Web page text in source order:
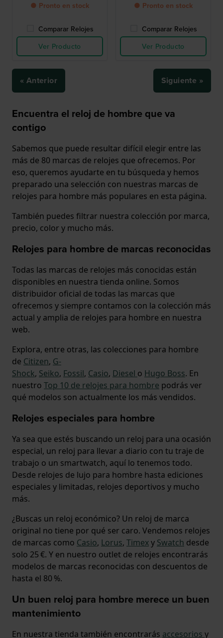
● Pronto en stock
Comparar Relojes
Ver Producto
● Pronto en stock
Comparar Relojes
Ver Producto
« Anterior Siguiente »
Encuentra el reloj de hombre que va
contigo
Sabemos que puede resultar difícil elegir entre las
más de 80 marcas de relojes que ofrecemos. Por
eso, queremos ayudarte en tu búsqueda y hemos
preparado una selección con nuestras marcas de
relojes para hombre más populares en esta página.
También puedes filtrar nuestra colección por marca,
precio, color y mucho más.
Relojes para hombre de marcas reconocidas
Todas las marcas de relojes más conocidas están
disponibles en nuestra tienda online. Somos
distribuidor oficial de todas las marcas que
ofrecemos y siempre contamos con la colección más
actual y amplia de relojes para hombre en nuestra
web.
Explora, entre otras, las colecciones para hombre
de Citizen, G-
Shock, Seiko, Fossil, Casio, Diesel o Hugo Boss. En
nuestro Top 10 de relojes para hombre podrás ver
qué modelos son actualmente los más vendidos.
Relojes especiales para hombre
Ya sea que estés buscando un reloj para una ocasión
especial, un reloj para llevar a diario con tu traje de
trabajo o un smartwatch, aquí lo tenemos todo.
Desde relojes de lujo para hombre hasta ediciones
especiales y limitadas, relojes deportivos y mucho
más.
¿Buscas un reloj económico? Un reloj de marca
original no tiene por qué ser caro. Vendemos relojes
de marcas como Casio, Lorus, Timexy Swatch desde
solo 25 €. Y en nuestro outlet de relojes encontrarás
modelos de marcas reconocidas con descuentos de
hasta el 80 %.
Un buen reloj para hombre merece un buen
mantenimiento
En nuestra tienda también encontrarás accesorios y